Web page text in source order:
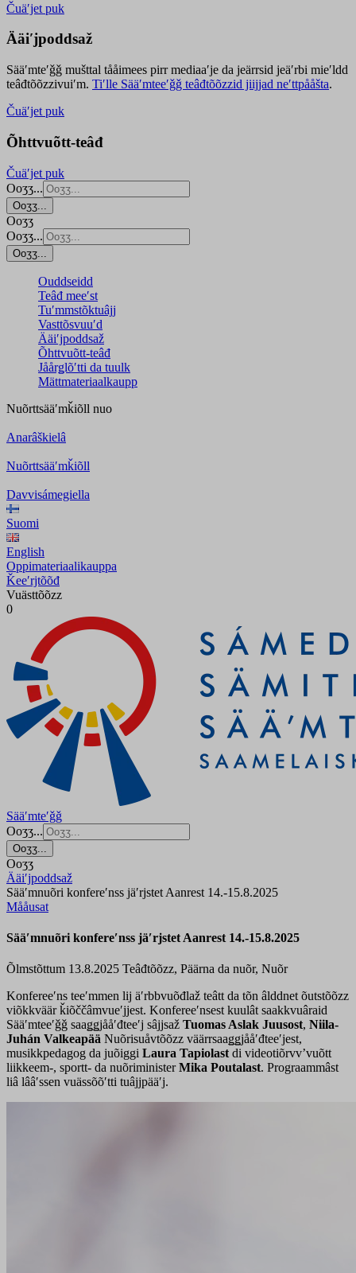
Čuäʹjet puk
Ääiʹjpoddsaž
Sääʹmteʹǧǧ mušttal tååimees pirr mediaaʹje da jeärrsid jeäʹrbi mieʹldd
teâđtõõzzivuiʹm. Tiʹlle Sääʹmteeʹǧǧ teâđtõõzzid jiijjad neʹttpååšta.
Čuäʹjet puk
Õhttvuõtt-teâđ
Čuäʹjet puk
Ooʒʒ...
Ooʒʒ...
Ooʒʒ
Ooʒʒ...
Ooʒʒ...
Ouddseidd
Teâđ meeʹst
Tuʹmmstõktuâjj
Vasttõsvuuʹd
Ääiʹjpoddsaž
Õhttvuõtt-teâđ
Jåårǥlõʹtti da tuulk
Mättmateriaalkaupp
Nuõrttsääʹmǩiõll nuo
Anarâškielâ
Nuõrttsääʹmǩiõll
Davvisámegiella
Suomi
English
Oppimateriaalikauppa
Ǩeeʹrjtõõđ
Vuästtõõzz
0
Sääʹmteʹǧǧ
Ooʒʒ...
Ooʒʒ...
Ooʒʒ
Ääiʹjpoddsaž
Sääʹmnuõri konfereʹnss jäʹrjstet Aanrest 14.-15.8.2025
Mååusat
Sääʹmnuõri konfereʹnss jäʹrjstet Aanrest 14.-15.8.2025
Õlmstõttum 13.8.2025 Teâđtõõzz, Päärna da nuõr, Nuõr
Konfereeʹns teeʹmmen lij äʹrbbvuõđlaž teâtt da tõn âlddnet õutstõõzz
viõkkväär ǩiõččâmvueʹjjest. Konfereeʹnsest kuulât saakkvuâraid
Sääʹmteeʹǧǧ saaǥǥjååʹđteeʹj sâjjsaž Tuomas Aslak Juusost, Niila-
Juhán Valkeapää Nuõrisuåvtõõzz väärrsaaǥǥjååʹđteeʹjest,
musikkpedagog da juõiggi Laura Tapiolast di videotiõrvvʼvuõtt
liikkeem-, sportt- da nuõriministerMika Poutalast. Prograammâst
liâ lââʹssen vuässõõʹtti tuâjjpääʹj.